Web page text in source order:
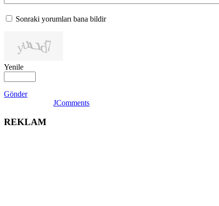
Sonraki yorumları bana bildir
Yenile
Gönder
JComments
REKLAM